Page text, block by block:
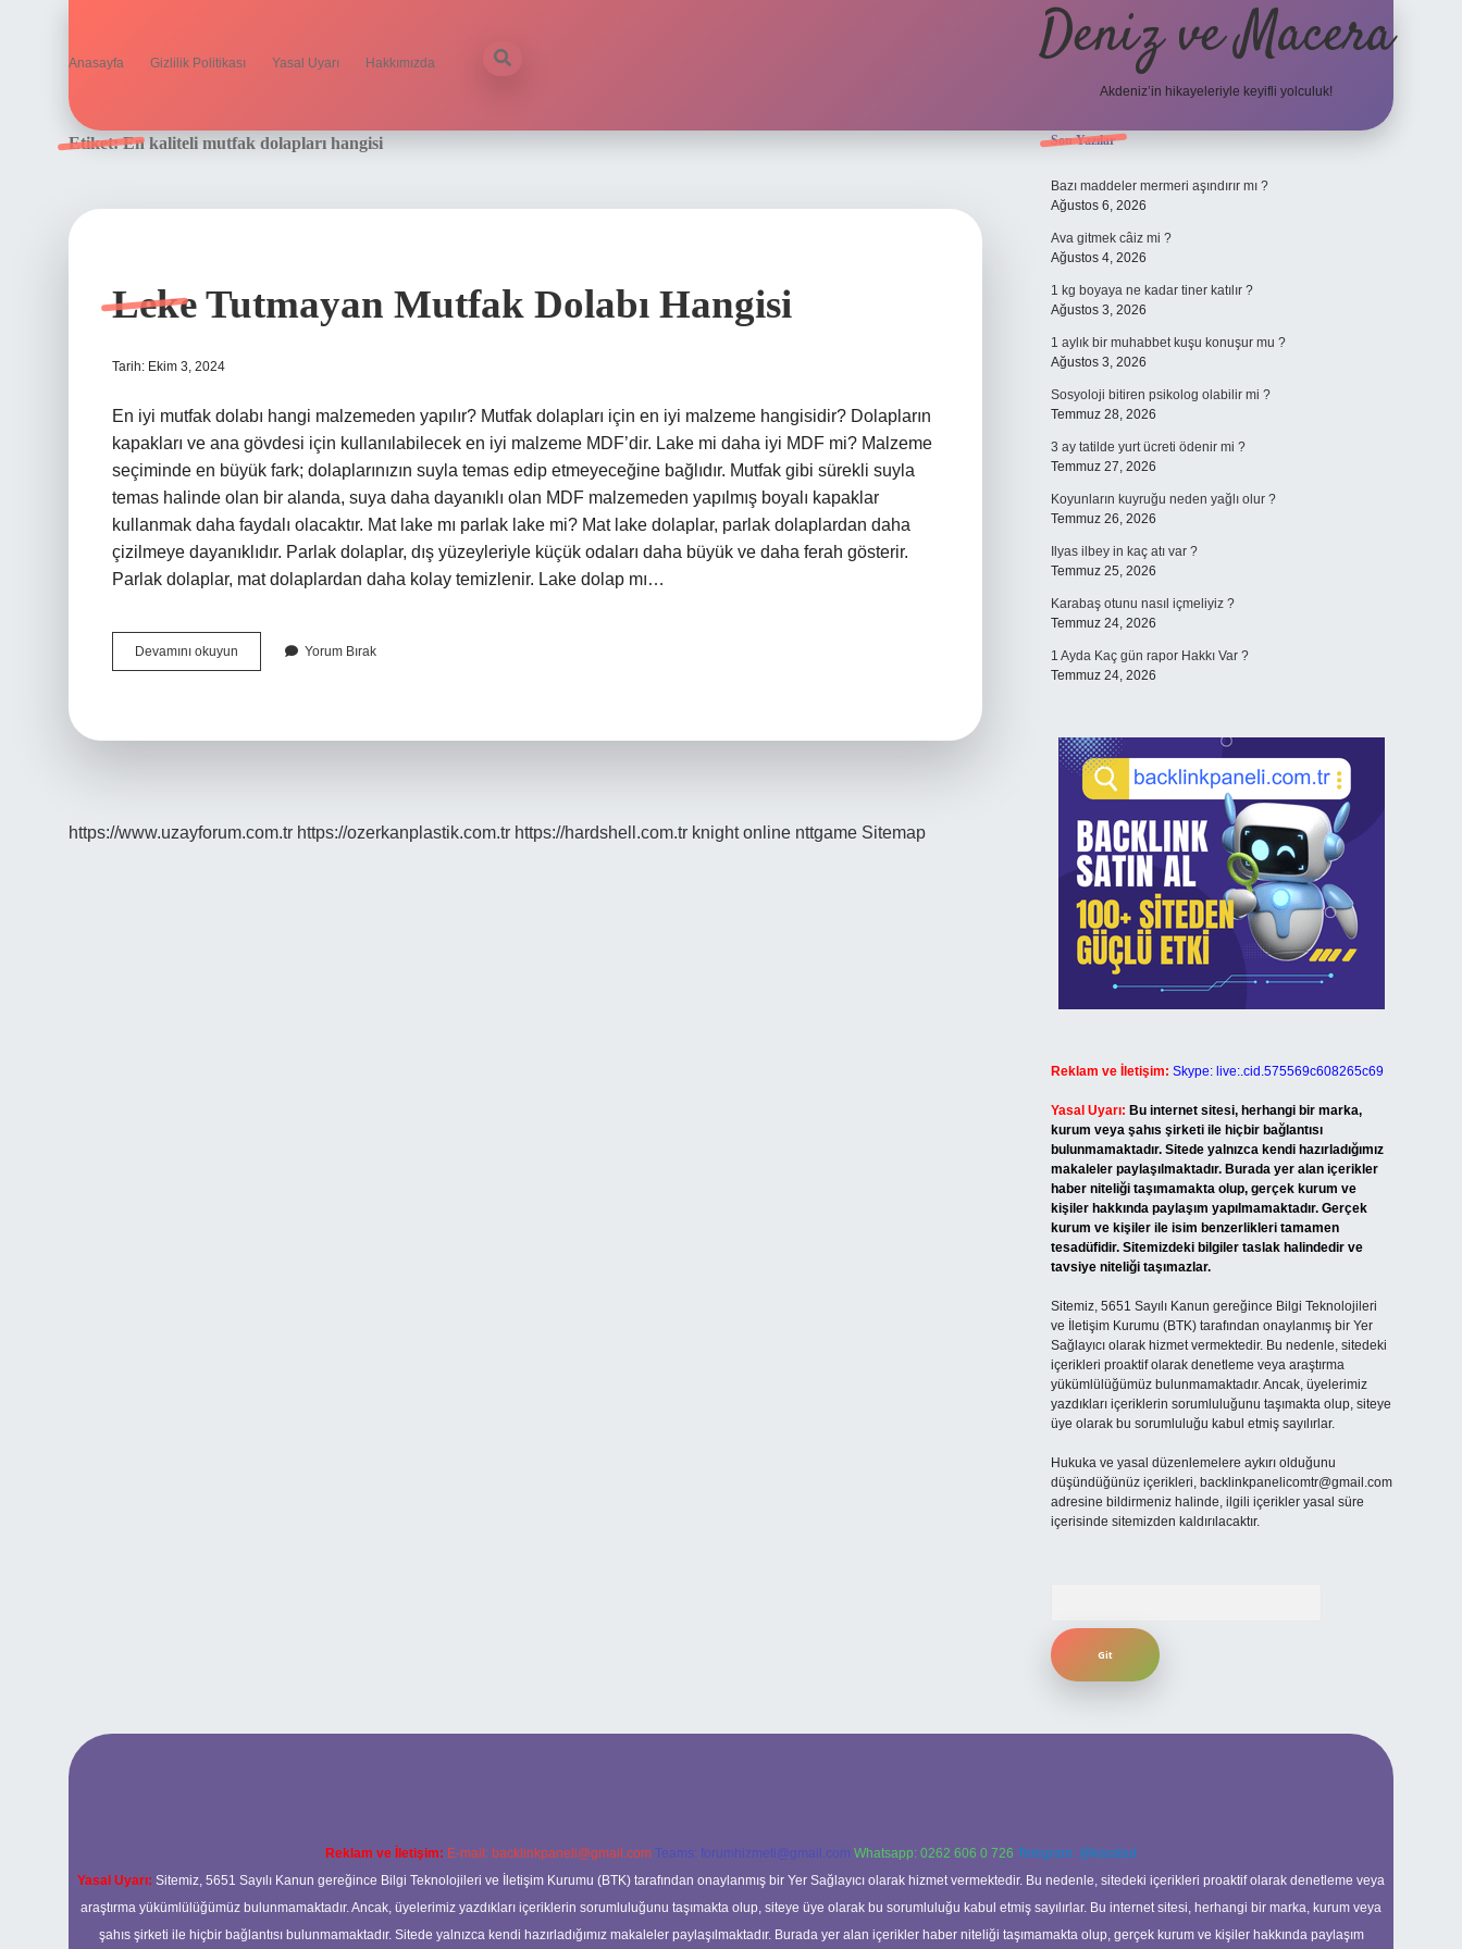
Anasayfa Gizlilik Politikası Yasal Uyarı Hakkımızda Deniz ve Macera
Akdeniz’in hikayeleriyle keyifli yolculuk!
Etiket:En kaliteli mutfak dolapları hangisi
Leke Tutmayan Mutfak Dolabı Hangisi
Tarih: Ekim 3, 2024
En iyi mutfak dolabı hangi malzemeden yapılır? Mutfak dolapları için en iyi malzeme hangisidir? Dolapların
kapakları ve ana gövdesi için kullanılabilecek en iyi malzeme MDF’dir. Lake mi daha iyi MDF mi? Malzeme
seçiminde en büyük fark; dolaplarınızın suyla temas edip etmeyeceğine bağlıdır. Mutfak gibi sürekli suyla
temas halinde olan bir alanda, suya daha dayanıklı olan MDF malzemeden yapılmış boyalı kapaklar
kullanmak daha faydalı olacaktır. Mat lake mı parlak lake mi? Mat lake dolaplar, parlak dolaplardan daha
çizilmeye dayanıklıdır. Parlak dolaplar, dış yüzeyleriyle küçük odaları daha büyük ve daha ferah gösterir.
Parlak dolaplar, mat dolaplardan daha kolay temizlenir. Lake dolap mı…
Devamını okuyun
Tutmayan
Yorum Bırak
https://www.uzayforum.com.tr https://ozerkanplastik.com.tr https://hardshell.com.tr knight online nttgame Sitemap
Sidebar
Son Yazılar
Bazı maddeler mermeri aşındırır mı ?
Ağustos 6, 2026
Ava gitmek câiz mi ?
Ağustos 4, 2026
1 kg boyaya ne kadar tiner katılır ?
Ağustos 3, 2026
1 aylık bir muhabbet kuşu konuşur mu ?
Ağustos 3, 2026
Sosyoloji bitiren psikolog olabilir mi ?
Temmuz 28, 2026
3 ay tatilde yurt ücreti ödenir mi ?
Temmuz 27, 2026
Koyunların kuyruğu neden yağlı olur ?
Temmuz 26, 2026
Ilyas ilbey in kaç atı var ?
Temmuz 25, 2026
Karabaş otunu nasıl içmeliyiz ?
Temmuz 24, 2026
1 Ayda Kaç gün rapor Hakkı Var ?
Temmuz 24, 2026
Reklam ve İletişim: Skype: live:.cid.575569c608265c69
Yasal Uyarı: Bu internet sitesi, herhangi bir marka,
kurum veya şahıs şirketi ile hiçbir bağlantısı
bulunmamaktadır. Sitede yalnızca kendi hazırladığımız
makaleler paylaşılmaktadır. Burada yer alan içerikler
haber niteliği taşımamakta olup, gerçek kurum ve
kişiler hakkında paylaşım yapılmamaktadır. Gerçek
kurum ve kişiler ile isim benzerlikleri tamamen
tesadüfidir. Sitemizdeki bilgiler taslak halindedir ve
tavsiye niteliği taşımazlar.
Sitemiz, 5651 Sayılı Kanun gereğince Bilgi Teknolojileri
ve İletişim Kurumu (BTK) tarafından onaylanmış bir Yer
Sağlayıcı olarak hizmet vermektedir. Bu nedenle, sitedeki
içerikleri proaktif olarak denetleme veya araştırma
yükümlülüğümüz bulunmamaktadır. Ancak, üyelerimiz
yazdıkları içeriklerin sorumluluğunu taşımakta olup, siteye
üye olarak bu sorumluluğu kabul etmiş sayılırlar.
Hukuka ve yasal düzenlemelere aykırı olduğunu
düşündüğünüz içerikleri, backlinkpanelicomtr@gmail.com
adresine bildirmeniz halinde, ilgili içerikler yasal süre
içerisinde sitemizden kaldırılacaktır.
Reklam ve İletişim: E-mail: backlinkpaneli@gmail.com Teams: forumhizmeti@gmail.com Whatsapp: 0262 606 0 726 Telegram: @karabul
Yasal Uyarı: Sitemiz, 5651 Sayılı Kanun gereğince Bilgi Teknolojileri ve İletişim Kurumu (BTK) tarafından onaylanmış bir Yer Sağlayıcı olarak hizmet vermektedir. Bu nedenle, sitedeki içerikleri proaktif olarak denetleme veya
araştırma yükümlülüğümüz bulunmamaktadır. Ancak, üyelerimiz yazdıkları içeriklerin sorumluluğunu taşımakta olup, siteye üye olarak bu sorumluluğu kabul etmiş sayılırlar. Bu internet sitesi, herhangi bir marka, kurum veya
şahıs şirketi ile hiçbir bağlantısı bulunmamaktadır. Sitede yalnızca kendi hazırladığımız makaleler paylaşılmaktadır. Burada yer alan içerikler haber niteliği taşımamakta olup, gerçek kurum ve kişiler hakkında paylaşım